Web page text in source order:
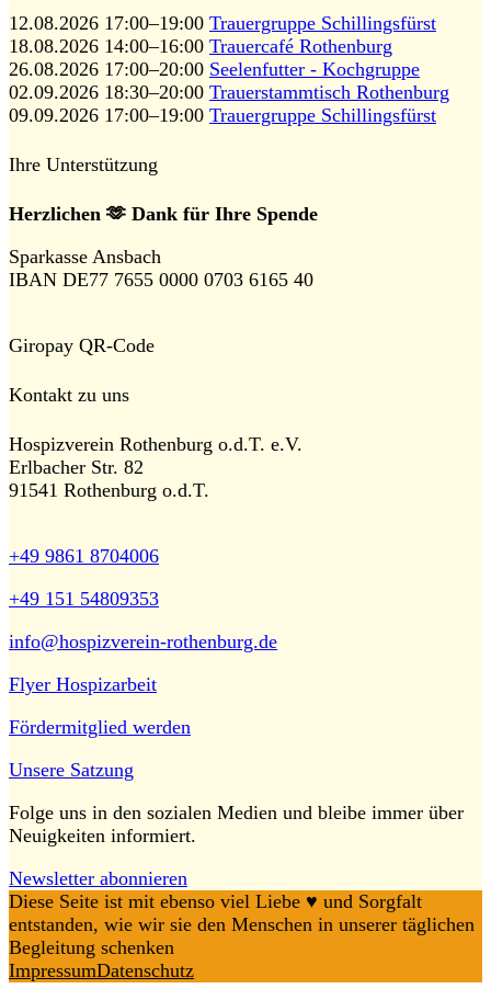
12.08.2026 17:00–19:00 Trauergruppe Schillingsfürst
18.08.2026 14:00–16:00 Trauercafé Rothenburg
26.08.2026 17:00–20:00 Seelenfutter - Kochgruppe
02.09.2026 18:30–20:00 Trauerstammtisch Rothenburg
09.09.2026 17:00–19:00 Trauergruppe Schillingsfürst
Ihre Unterstützung
Herzlichen 🫶 Dank für Ihre Spende
Sparkasse Ansbach
IBAN DE77 7655 0000 0703 6165 40
Giropay QR-Code
Kontakt zu uns
Hospizverein Rothenburg o.d.T. e.V.
Erlbacher Str. 82
91541 Rothenburg o.d.T.
+49 9861 8704006
+49 151 54809353
info@hospizverein-rothenburg.de
Flyer Hospizarbeit
Fördermitglied werden
Unsere Satzung
Folge uns in den sozialen Medien und bleibe immer über
Neuigkeiten informiert.
Newsletter abonnieren
Diese Seite ist mit ebenso viel Liebe ♥️ und Sorgfalt
entstanden, wie wir sie den Menschen in unserer täglichen
Begleitung schenken
ImpressumDatenschutz